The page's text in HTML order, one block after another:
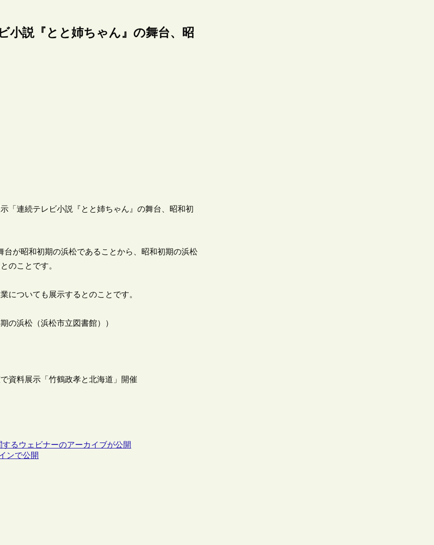
小説『とと姉ちゃん』の舞台、昭
「連続テレビ小説『とと姉ちゃん』の舞台、昭和初
が昭和初期の浜松であることから、昭和初期の浜松
のことです。
についても展示するとのことです。
浜松（浜松市立図書館））
資料展示「竹鶴政孝と北海道」開催
るウェビナーのアーカイブが公開
ンで公開